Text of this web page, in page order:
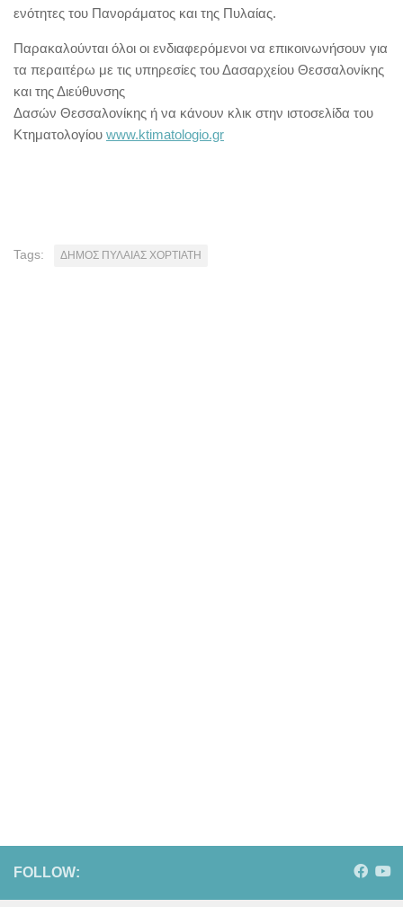
ενότητες του Πανοράματος και της Πυλαίας.
Παρακαλούνται όλοι οι ενδιαφερόμενοι να επικοινωνήσουν για
τα περαιτέρω με τις υπηρεσίες του Δασαρχείου Θεσσαλονίκης
και της Διεύθυνσης
Δασών Θεσσαλονίκης ή να κάνουν κλικ στην ιστοσελίδα του
Κτηματολογίου www.ktimatologio.gr
Tags: ΔΗΜΟΣ ΠΥΛΑΙΑΣ ΧΟΡΤΙΑΤΗ
FOLLOW: